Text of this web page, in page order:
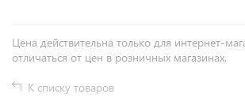
Цена действительна только для интернет-
отличаться от цен в розничных магазинах.
К списку товаров